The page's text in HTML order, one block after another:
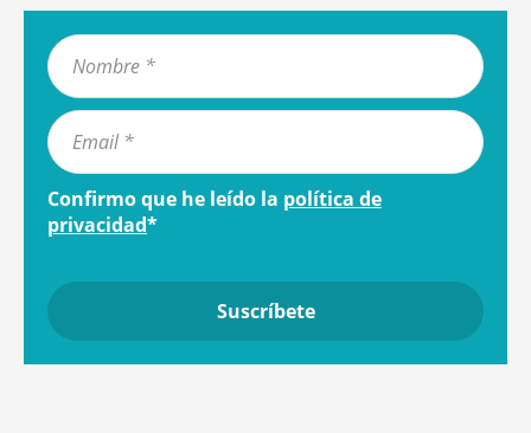
Confirmo que he leído la política de
privacidad*